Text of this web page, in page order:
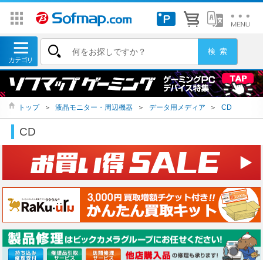
トップ ＞ 液晶モニター・周辺機器 ＞ データ用メディア ＞ CD
CD